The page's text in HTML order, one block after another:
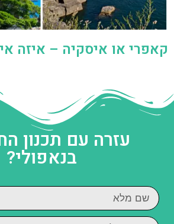
קאפרי או איסקיה – איזה
עזרה עם תכנון
בנאפולי?